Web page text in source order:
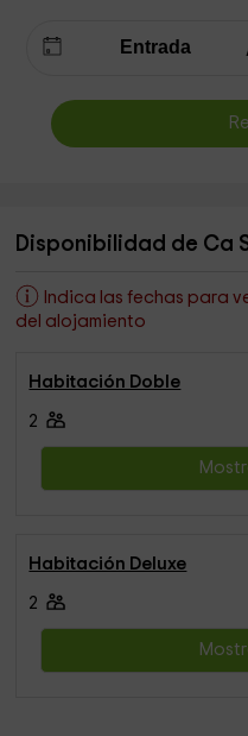
Disponibilidad de Ca
Indica las fechas para
del alojamiento
Habitación Doble
2
Habitación Deluxe
2